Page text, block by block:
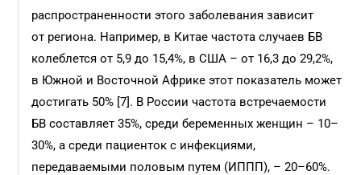
распространеннос­ти этого заболевания зависит
от региона. Например, в Китае частота случаев БВ
колеблется от 5,9 до 15,4%, в США – от 16,3 до 29,2%,
в Южной и Восточной Африке этот показатель может
достигать 50% [7]. В России частота встречаемости
БВ составляет 35%, среди беременных женщин – 10–
30%, а среди пациенток с инфекциями,
передаваемыми половым путем (ИППП), – 20–60%.